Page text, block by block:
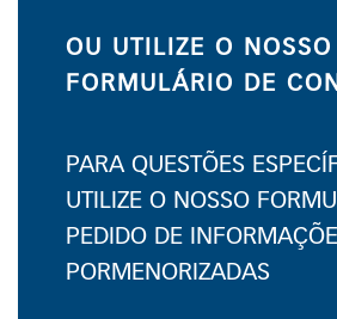
OU UTILIZE O NOSSO
FORMULÁRIO DE
PARA QUESTÕES
UTILIZE O NOSSO
PEDIDO DE
PORMENORIZADAS